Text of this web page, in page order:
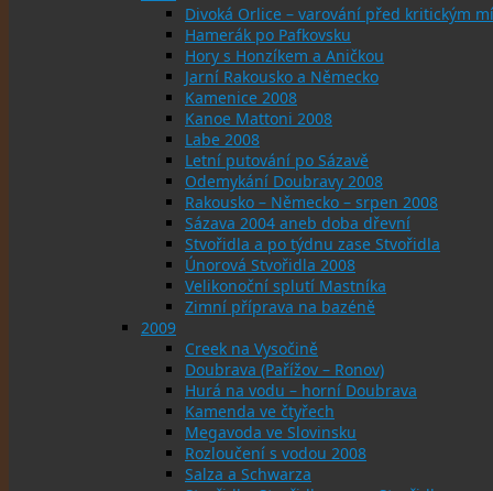
Divoká Orlice – varování před kritickým
Hamerák po Pafkovsku
Hory s Honzíkem a Aničkou
Jarní Rakousko a Německo
Kamenice 2008
Kanoe Mattoni 2008
Labe 2008
Letní putování po Sázavě
Odemykání Doubravy 2008
Rakousko – Německo – srpen 2008
Sázava 2004 aneb doba dřevní
Stvořidla a po týdnu zase Stvořidla
Únorová Stvořidla 2008
Velikonoční splutí Mastníka
Zimní příprava na bazéně
2009
Creek na Vysočině
Doubrava (Pařížov – Ronov)
Hurá na vodu – horní Doubrava
Kamenda ve čtyřech
Megavoda ve Slovinsku
Rozloučení s vodou 2008
Salza a Schwarza